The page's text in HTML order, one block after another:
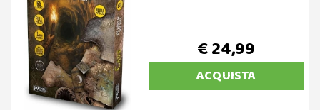
€ 24,99
ACQUISTA